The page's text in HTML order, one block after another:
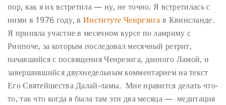
пор, как я их встретила — ну, не точно. Я встретилась с
ними в 1976 году, вИнституте Ченрезига в Квинсланде.
Я приняла участие в месячном курсе по ламриму с
Ринпоче, за которым последовал месячный ретрит,
начавшийся с посвящения Ченрезига, данного Ламой, и
завершившийся двухнедельным комментарием на текст
Его Святейшества Далай-ламы. Мне нравится делать что-
то, так что когда я была там эти два месяца — медитация